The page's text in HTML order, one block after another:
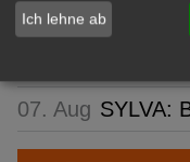
07.
Aug
07. Aug SYLVA:
Ich lehne ab